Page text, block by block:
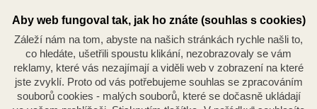
Náměstí Republiky 234/35, 301 00 Plzeň
Aby web fungoval tak, jak ho znáte (souhlas s cookies)
Záleží nám na tom, abyste na našich stránkách rychle našli to,
co hledáte, ušetřili spoustu klikání, nezobrazovaly se vám
reklamy, které vás nezajímají a viděli web v zobrazení na které
jste zvyklí. Proto od vás potřebujeme souhlas se zpracováním
souborů cookies - malých souborů, které se dočasně ukládají